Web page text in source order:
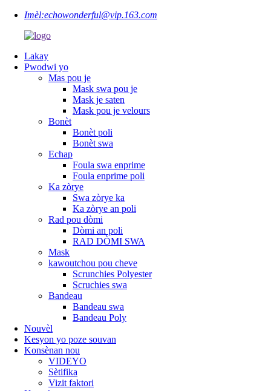
Imèl:echowonderful@vip.163.com
Lakay
Pwodwi yo
Mas pou je
Mask swa pou je
Mask je saten
Mask pou je velours
Bonèt
Bonèt poli
Bonèt swa
Echap
Foula swa enprime
Foula enprime poli
Ka zòrye
Swa zòrye ka
Ka zòrye an poli
Rad pou dòmi
Dòmi an poli
RAD DÒMI SWA
Mask
kawoutchou pou cheve
Scrunchies Polyester
Scruchies swa
Bandeau
Bandeau swa
Bandeau Poly
Nouvèl
Kesyon yo poze souvan
Konsènan nou
VIDEYO
Sètifika
Vizit faktori